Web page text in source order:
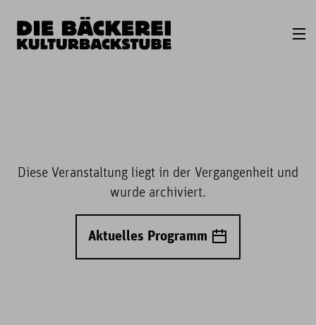
Diese Veranstaltung liegt in der Vergangenheit und
wurde archiviert.
Aktuelles Programm